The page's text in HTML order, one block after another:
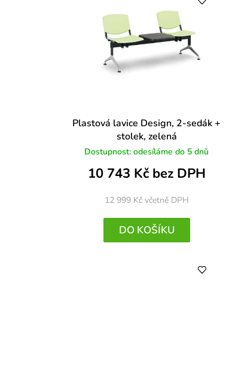
Plastová lavice Design, 2-sedák +
stolek, zelená
Dostupnost: odesíláme do 5 dnů
10 743 Kč bez DPH
12 999 Kč včetně DPH
DO KOŠÍKU